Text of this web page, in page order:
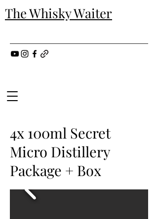
The Whisky Waiter
4x 100ml Secret
Micro Distillery
Package + Box